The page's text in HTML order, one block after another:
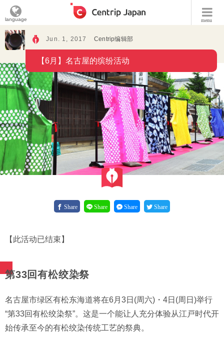
menu
language
Jun. 1, 2017 Centrip编辑部
【6月】名古屋的缤纷活动
Share Share Share Share
【此活动已结束】
第33回有松绞染祭
名古屋市绿区有松东海道将在6月3日(周六)・4日(周日)举行
“第33回有松绞染祭”。这是一个能让人充分体验从江戸时代开
始传承至今的有松绞染传统工艺的祭典。